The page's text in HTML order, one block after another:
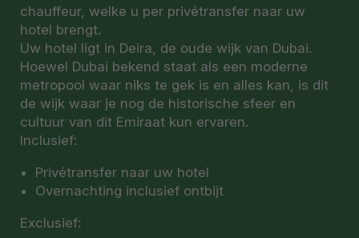
chauffeur, welke u per privétransfer naar uw
hotel brengt.
Uw hotel ligt in Deira, de oude wijk van Dubai.
Hoewel Dubai bekend staat als een moderne
metropool waar niks te gek is en alles kan, is dit
de wijk waar je nog de historische sfeer en
cultuur van dit Emiraat kun ervaren.
Inclusief:
Privétransfer naar uw hotel
Overnachting inclusief ontbijt
Exclusief: